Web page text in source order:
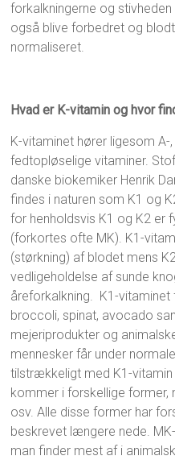
forkalkningerne og
også blive forbedret og
normaliseret.
Hvad er K-vitamin og hvor
K-vitaminet hører ligesom A-
fedtopløselige vitaminer.
danske biokemiker Henrik
findes i naturen som K1 og
for henholdsvis K1 og K2 er
(forkortes ofte MK). K1-
(størkning) af blodet mens
vedligeholdelse af sunde
åreforkalkning. K1-
broccoli, spinat, avocado
mejeriprodukter og
mennesker får under
tilstrækkeligt med K1-
kommer i forskellige former,
osv. Alle disse former har
beskrevet længere nede.
man finder mest af i